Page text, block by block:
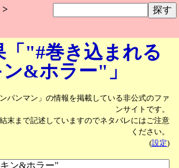
「"#巻き込まれる
ン&ホラー"」
パンマン」の情報を掲載している非公式のファ
ンサイトです。
末まで記述していますのでネタバレにはご注意
ください。
(設定)